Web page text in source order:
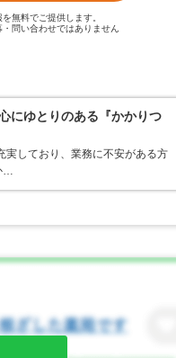
無料でご提供します。
問い合わせではありません
にゆとりのある『かかりつ
実しており、業務に不安がある方
…